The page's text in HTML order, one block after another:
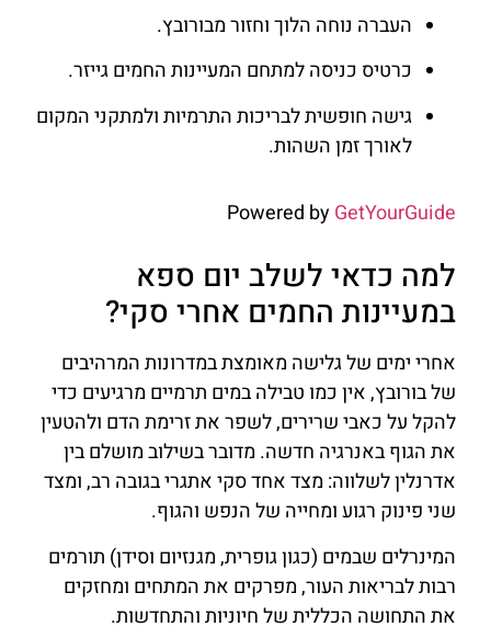
העברה נוחה הלוך וחזור מבורובץ.
כרטיס כניסה למתחם המעיינות החמים גייזר.
גישה חופשית לבריכות התרמיות ולמתקני המקום
לאורך זמן השהות.
Powered byGetYourGuide
למה כדאי לשלב יום ספא
במעיינות החמים אחרי סקי?
אחרי ימים של גלישה מאומצת במדרונות המרהיבים
של בורובץ, אין כמו טבילה במים תרמיים מרגיעים כדי
להקל על כאבי שרירים, לשפר את זרימת הדם ולהטעין
את הגוף באנרגיה חדשה. מדובר בשילוב מושלם בין
אדרנלין לשלווה: מצד אחד סקי אתגרי בגובה רב, ומצד
שני פינוק רגוע ומחייה של הנפש והגוף.
המינרלים שבמים (כגון גופרית, מגנזיום וסידן) תורמים
רבות לבריאות העור, מפרקים את המתחים ומחזקים
את התחושה הכללית של חיוניות והתחדשות.